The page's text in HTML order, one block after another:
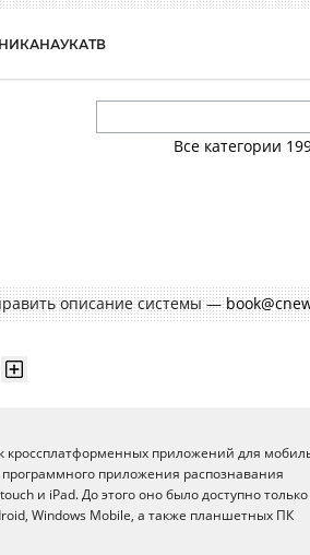
НАУКАТВ
Все категории
описание системы —
кроссплатформенных приложений для
приложения распознавания
и iPad. До этого оно было доступно только
Windows Mobile, а также планшетных ПК